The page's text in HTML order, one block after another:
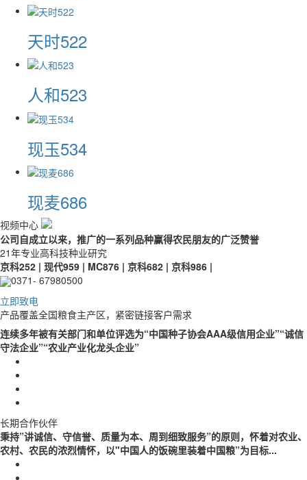
天时522
人和523
现玉534
现麦686
视频中心
公司自成立以来，推广的一系列品种赢得农民朋友的广泛赞誉
21年专业高科技种业研究
京科252 | 现代959 | MC876 | 京科682 | 京科986 |
0371- 67980500
立即致电
产品覆盖全国粮食主产区，紧密链接客户需求
连续多年被有关部门和单位评选为“中国种子协会AAA级信用企业”“诚信
守法企业”“农业产业化龙头企业”
长期合作伙伴
秉持”讲诚信、守信誉、质量为本、周到细致服务”的原则，怀着对农业、
农村、农民的浓烈情怀，以"中国人的饭碗里装着中国粮”为目标...